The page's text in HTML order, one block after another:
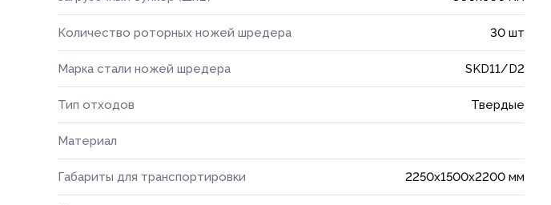
Количество роторных ножей шредера 30 шт
Марка стали ножей шредера SKD11/D2
Тип отходов Твердые
Материал
Габариты для транспортировки 2250x1500x2200 мм